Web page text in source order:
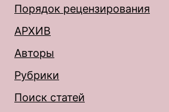
Порядок рецензирования
АРХИВ
Авторы
Рубрики
Поиск статей